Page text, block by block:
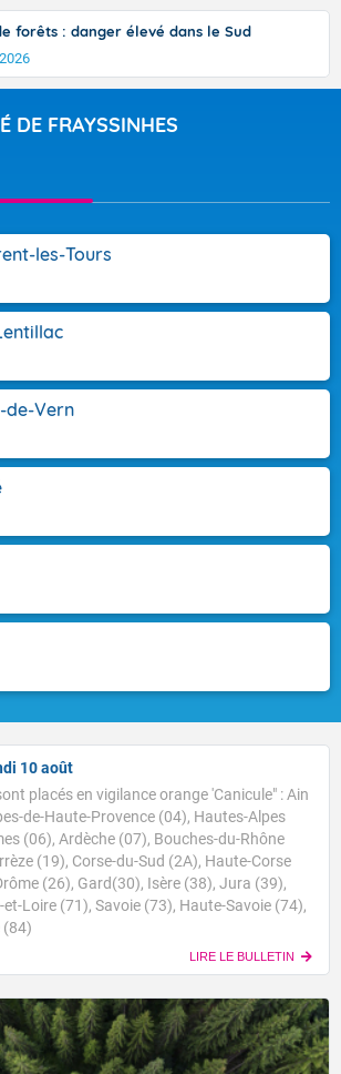
forêts : danger élevé dans le Sud
DE FRAYSSINHES
les-Tours
de-Vern
10 août
placés en vigilance orange 'Canicule" : Ain
de-Haute-Provence (04), Hautes-Alpes
(06), Ardèche (07), Bouches-du-Rhône
(19), Corse-du-Sud (2A), Haute-Corse
(26), Gard(30), Isère (38), Jura (39),
et-Loire (71), Savoie (73), Haute-Savoie (74),
(84)
LIRE LE BULLETIN